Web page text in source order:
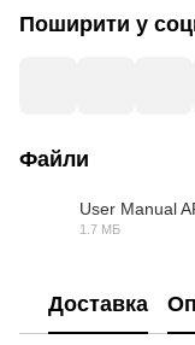
Поширити у
Файли
User Manual
1.7 МБ
Доставка